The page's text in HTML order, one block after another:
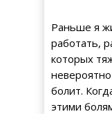
Раньше я
работать,
которых
болит.
этими